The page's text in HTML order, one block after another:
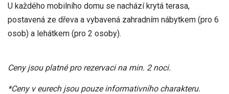
U každého mobilního domu se nachází krytá terasa,
postavená ze dřeva a vybavená zahradním nábytkem (pro 6
osob) a lehátkem (pro 2 osoby).
Ceny jsou platné pro rezervaci na min. 2 noci.
*Ceny v eurech jsou pouze informativního charakteru.